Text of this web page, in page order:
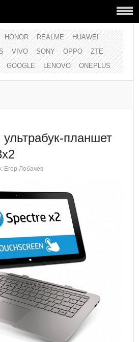
HONOR REALME
HUAWEI
VIVO SONY OPPO
ZTE
GOOGLE LENOVO ONEPLUS
планшет
Егор Лобачев